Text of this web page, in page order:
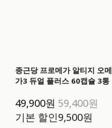
종근당 프로메가 알티지 오메
가3 듀얼 플러스 60캡슐 3통
49,900원 59,400원
기본 할인9,500원